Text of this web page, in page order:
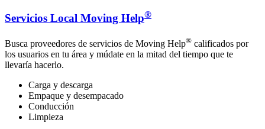
Servicios Local Moving Help®
Busca proveedores de servicios de Moving Help® calificados por
los usuarios en tu área y múdate en la mitad del tiempo que te
llevaría hacerlo.
Carga y descarga
Empaque y desempacado
Conducción
Limpieza